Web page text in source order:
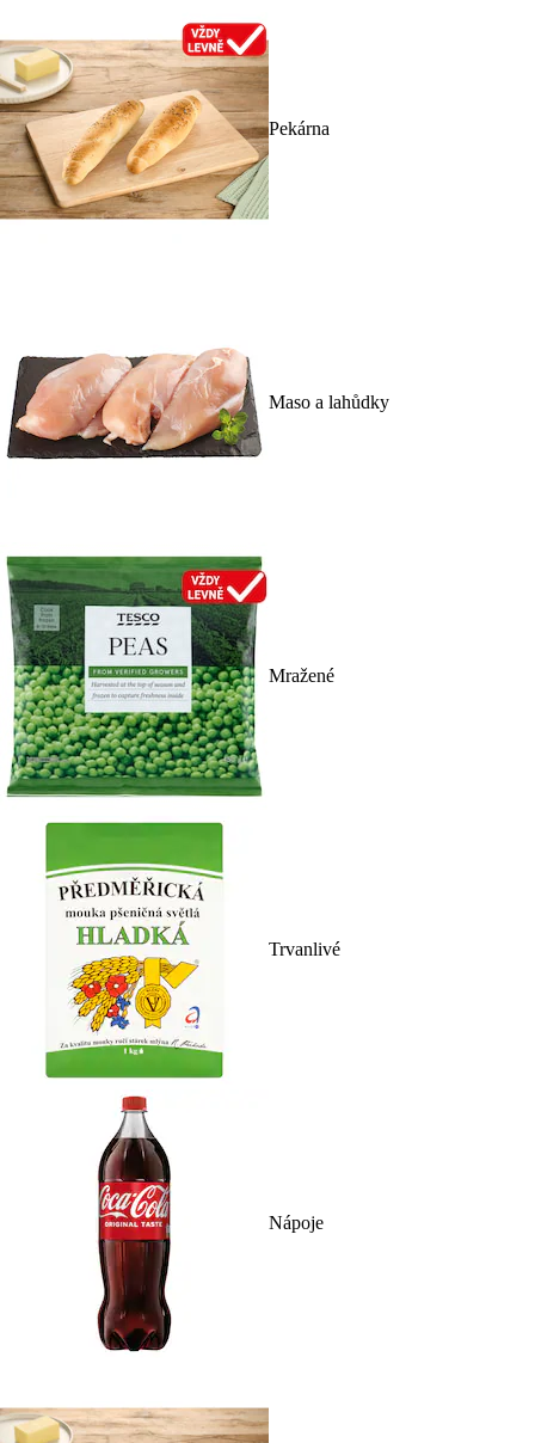
Pekárna
Maso a lahůdky
Mražené
Trvanlivé
Nápoje